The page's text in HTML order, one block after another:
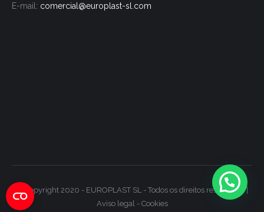
E-mail: comercial@europlast-sl.com
© Copyright 2020 - EUROPLAST SL - Todos os direitos reservados |
Aviso legal - Cookies